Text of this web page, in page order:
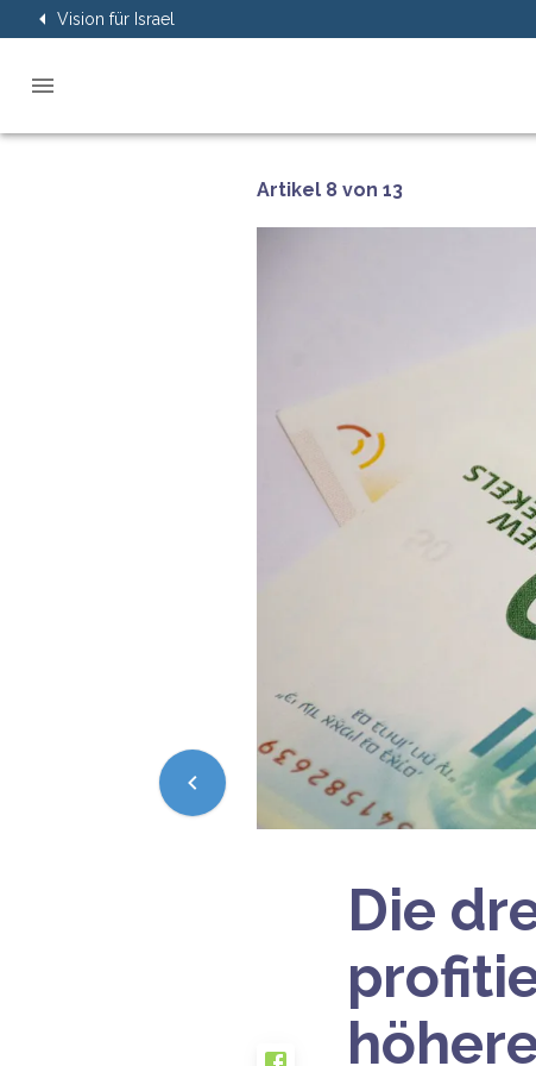
Vision für Israel
Artikel 8 von 13
Die